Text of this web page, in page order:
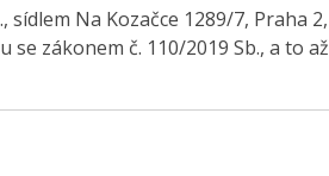
sídlem Na Kozačce 1289/7, Praha 2,
zákonem č. 110/2019 Sb., a to až